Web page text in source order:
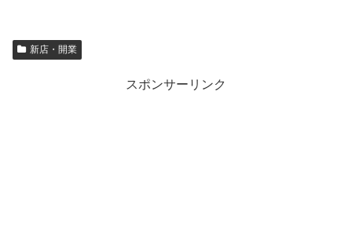
新店・開業
スポンサーリンク